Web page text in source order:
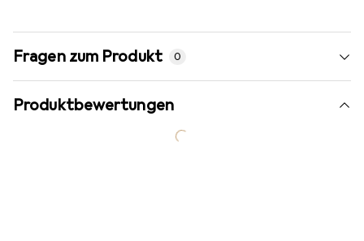
Fragen zum Produkt 0
Produktbewertungen